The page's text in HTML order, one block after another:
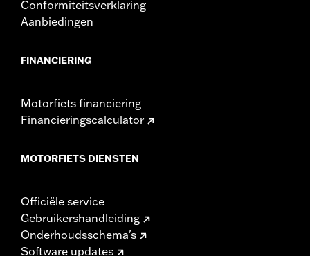
Conformiteitsverklaring
Aanbiedingen
FINANCIERING
Motorfiets financiering
Financieringscalculator
MOTORFIETS DIENSTEN
Officiële service
Gebruikershandleiding
Onderhoudsschema's
Software updates